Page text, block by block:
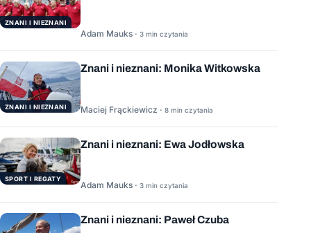
ZNANI I NIEZNANI
Adam Mauks · 3 min czytania
ZNANI I NIEZNANI
Znani i nieznani: Monika Witkowska
Maciej Frąckiewicz · 8 min czytania
SPORT I REGATY
Znani i nieznani: Ewa Jodłowska
Adam Mauks · 3 min czytania
Znani i nieznani: Paweł Czuba